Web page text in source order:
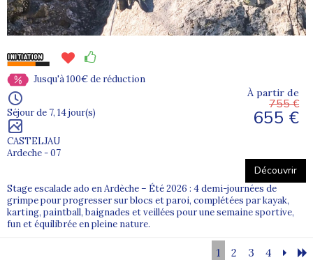
Jusqu'à 100€ de réduction
Séjour de 7, 14 jour(s)
CASTELJAU
Ardeche - 07
À partir de
755 €
655 €
Découvrir
Stage escalade ado en Ardèche – Été 2026 : 4 demi-journées de
grimpe pour progresser sur blocs et paroi, complétées par kayak,
karting, paintball, baignades et veillées pour une semaine sportive,
fun et équilibrée en pleine nature.
1 2 3 4